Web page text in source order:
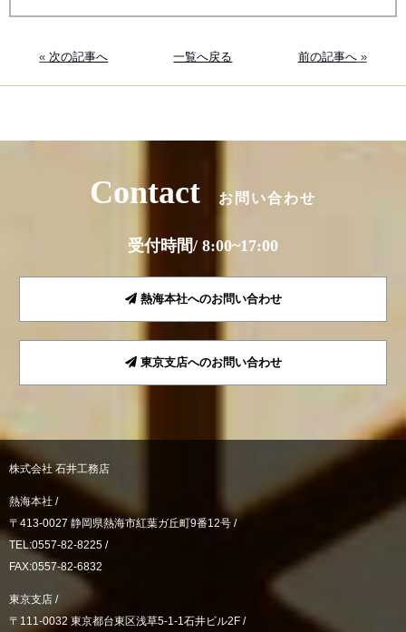
«次の記事へ 一覧へ戻る 前の記事へ»
Contact お問い合わせ
受付時間/ 8:00~17:00
熱海本社へのお問い合わせ
東京支店へのお問い合わせ
株式会社 石井工務店
熱海本社 /
〒413-0027 静岡県熱海市紅葉ガ丘町9番12号 /
TEL:0557-82-8225 /
FAX:0557-82-6832
東京支店 /
〒111-0032 東京都台東区浅草5-1-1石井ビル2F /